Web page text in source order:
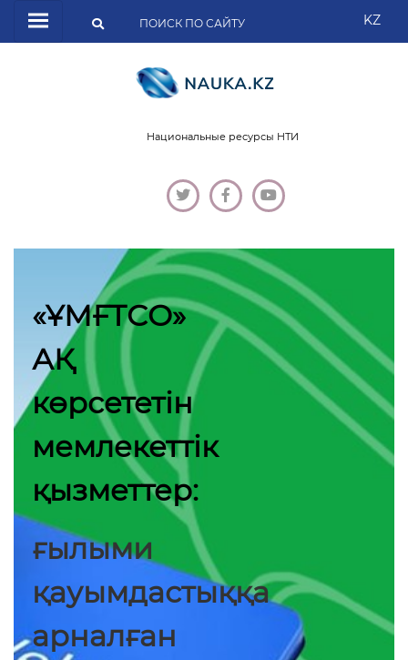
KZ
Национальные ресурсы НТИ
«ҰМҒТСО»
АҚ
көрсететін
мемлекеттік
қызметтер:
ғылыми
қауымдастыққа
арналған